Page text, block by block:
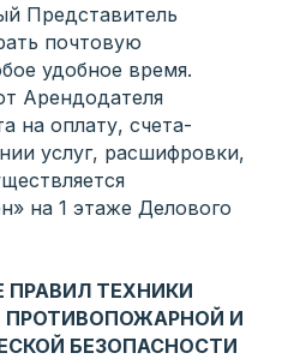
Представитель
почтовую
удобное время.
Арендодателя
на оплату, счета-
услуг, расшифровки,
на 1 этаже Делового
ТЕХНИКИ
И
БЕЗОПАСНОСТИ